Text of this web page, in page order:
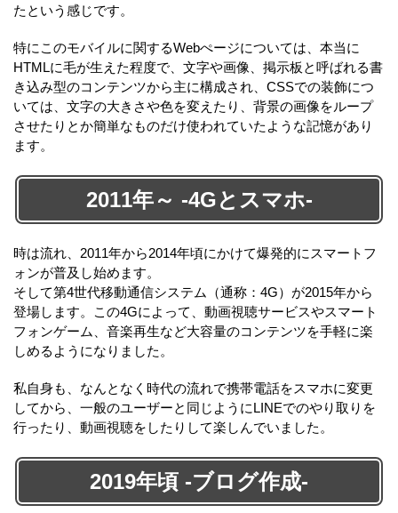
たという感じです。
特にこのモバイルに関するWebぺージについては、本当に
HTMLに毛が生えた程度で、文字や画像、掲示板と呼ばれる書
き込み型のコンテンツから主に構成され、CSSでの装飾につ
いては、文字の大きさや色を変えたり、背景の画像をループ
させたりとか簡単なものだけ使われていたような記憶があり
ます。
2011年～ -4Gとスマホ-
時は流れ、2011年から2014年頃にかけて爆発的にスマートフ
ォンが普及し始めます。
そして第4世代移動通信システム（通称：4G）が2015年から
登場します。この4Gによって、動画視聴サービスやスマート
フォンゲーム、音楽再生など大容量のコンテンツを手軽に楽
しめるようになりました。
私自身も、なんとなく時代の流れで携帯電話をスマホに変更
してから、一般のユーザーと同じようにLINEでのやり取りを
行ったり、動画視聴をしたりして楽しんでいました。
2019年頃 -ブログ作成-